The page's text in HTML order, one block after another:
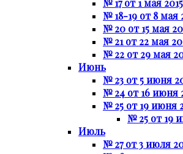
№ 17 от 1 мая
№ 18-19 от 8 мая
№ 20 от 15 мая
№ 21 от 22 мая
№ 22 от 29 мая
Июнь
№ 23 от 5 июня
№ 24 от 16 июня
№ 25 от 19 июня
№ 25 от 19
Июль
№ 27 от 3 июля